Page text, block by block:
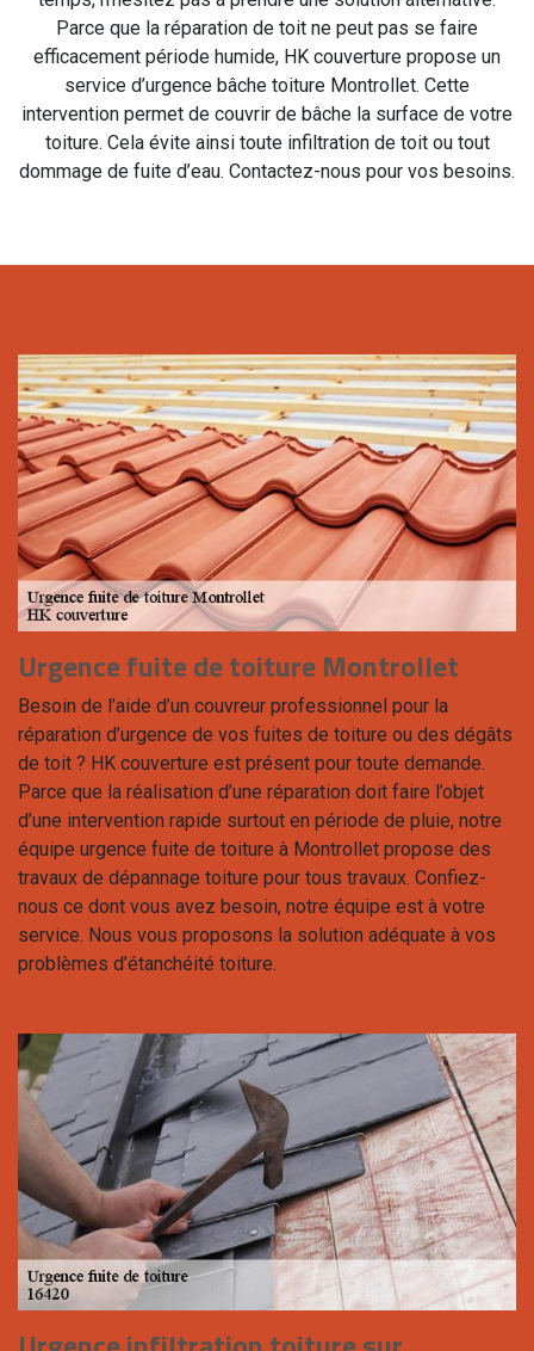
Parce que la réparation de toit ne peut pas se faire
efficacement période humide, HK couverture propose un
service d’urgence bâche toiture Montrollet. Cette
intervention permet de couvrir de bâche la surface de votre
toiture. Cela évite ainsi toute infiltration de toit ou tout
dommage de fuite d’eau. Contactez-nous pour vos besoins.
Urgence fuite de toiture Montrollet
Besoin de l’aide d’un couvreur professionnel pour la
réparation d’urgence de vos fuites de toiture ou des dégâts
de toit ? HK couverture est présent pour toute demande.
Parce que la réalisation d’une réparation doit faire l’objet
d’une intervention rapide surtout en période de pluie, notre
équipe urgence fuite de toiture à Montrollet propose des
travaux de dépannage toiture pour tous travaux. Confiez-
nous ce dont vous avez besoin, notre équipe est à votre
service. Nous vous proposons la solution adéquate à vos
problèmes d’étanchéité toiture.